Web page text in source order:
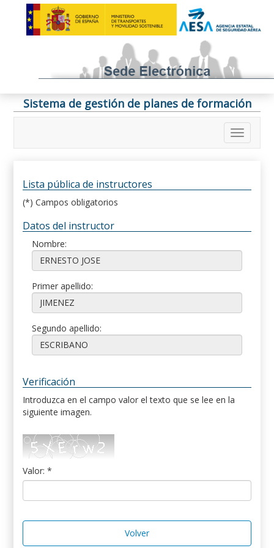
Sistema de gestión de planes de formación
Lista pública de instructores
(*) Campos obligatorios
Datos del instructor
Nombre:
Primer apellido:
Segundo apellido:
Verificación
Introduzca en el campo valor el texto que se lee en la
siguiente imagen.
Valor: *
Volver